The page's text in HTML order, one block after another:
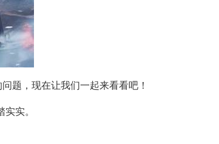
题，现在让我们一起来看看吧！
实。